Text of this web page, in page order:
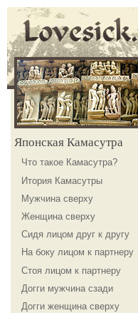
Японская Камасутра
Что такое Камасутра?
Итория Камасутры
Мужчина сверху
Женщина сверху
Сидя лицом друг к другу
На боку лицом к партнеру
Стоя лицом к партнеру
Догги мужчина сзади
Догги женщина сверху